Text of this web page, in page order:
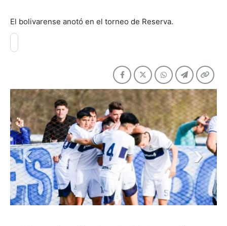
El bolivarense anotó en el torneo de Reserva.